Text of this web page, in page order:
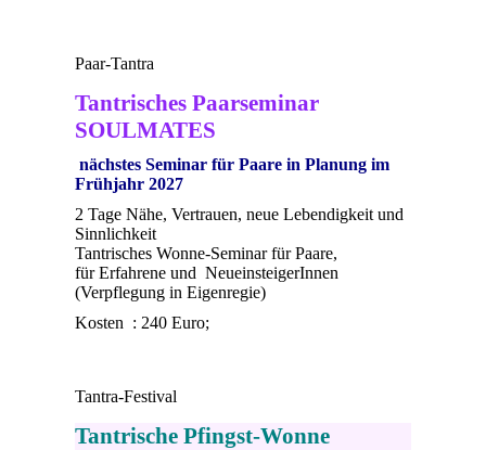
Paar-Tantra
Tantrisches Paarseminar
SOULMATES
nächstes Seminar für Paare in Planung im
Frühjahr 2027
2 Tage Nähe, Vertrauen, neue Lebendigkeit und
Sinnlichkeit
Tantrisches Wonne-Seminar für Paare,
für Erfahrene und NeueinsteigerInnen
(Verpflegung in Eigenregie)
Kosten : 240 Euro;
Tantra-Festival
Tantrische Pfingst-Wonne